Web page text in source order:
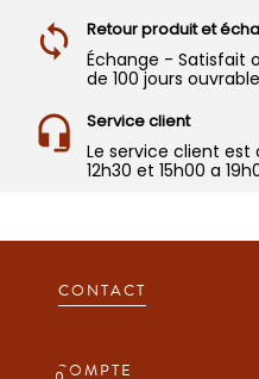
Retour produit et
Échange - Satisfait
de 100 jours
Service client
Le service client est
12h30 et 15h00 a
CONTACT
COMPTE